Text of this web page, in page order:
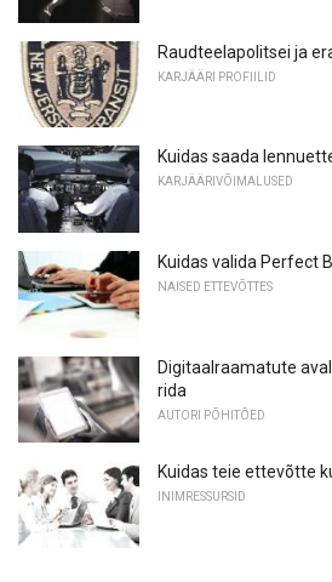
Raudteelapolitsei ja
KARJÄÄRI PROFIILID
Kuidas saada
KARJÄÄRIVÕIMALUSED
Kuidas valida Perfect
NAISED ETTEVÕTTES
Digitaalraamatute
rida
AUTORI PÕHITÕED
Kuidas teie ettevõtte
INIMRESSURSID